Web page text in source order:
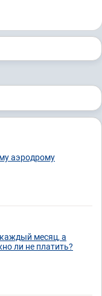
аэродрому
месяц, а
ли не платить?